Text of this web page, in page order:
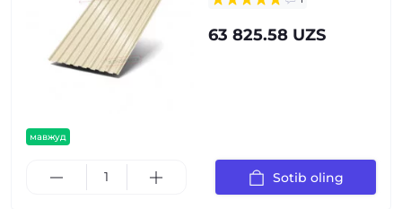
мавжуд
63 825.58 UZS
Sotib oling